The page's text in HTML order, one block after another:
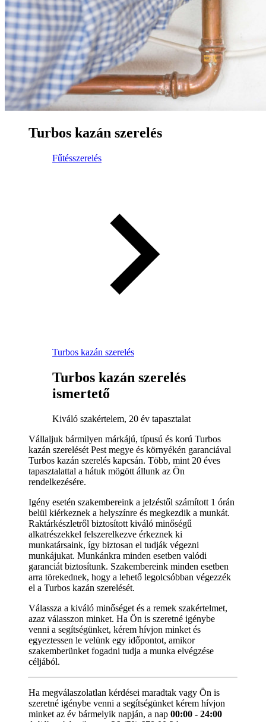
Turbos kazán szerelés
Fűtésszerelés
Turbos kazán szerelés
Turbos kazán szerelés
ismertető
Kiváló szakértelem, 20 év tapasztalat
Vállaljuk bármilyen márkájú, típusú és korú Turbos
kazán szerelését Pest megye és környékén garanciával
Turbos kazán szerelés kapcsán. Több, mint 20 éves
tapasztalattal a hátuk mögött állunk az Ön
rendelkezésére.
Igény esetén szakembereink a jelzéstől számított 1 órán
belül kiérkeznek a helyszínre és megkezdik a munkát.
Raktárkészletről biztosított kiváló minőségű
alkatrészekkel felszerelkezve érkeznek ki
munkatársaink, így biztosan el tudják végezni
munkájukat. Munkánkra minden esetben valódi
garanciát biztosítunk. Szakembereink minden esetben
arra törekednek, hogy a lehető legolcsóbban végezzék
el a Turbos kazán szerelését.
Válassza a kiváló minőséget és a remek szakértelmet,
azaz válasszon minket. Ha Ön is szeretné igénybe
venni a segítségünket, kérem hívjon minket és
egyeztessen le velünk egy időpontot, amikor
szakemberünket fogadni tudja a munka elvégzése
céljából.
Ha megválaszolatlan kérdései maradtak vagy Ön is
szeretné igénybe venni a segítségünket kérem hívjon
minket az év bármelyik napján, a nap 00:00 - 24:00